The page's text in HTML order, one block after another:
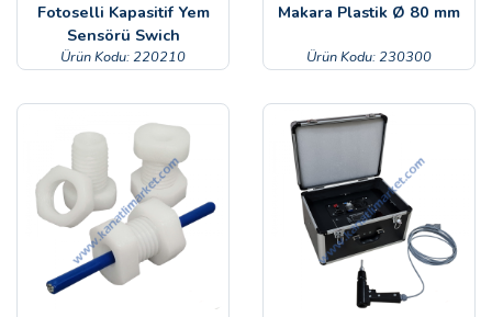
Fotoselli Kapasitif Yem
Sensörü Swich
Ürün Kodu: 220210
Makara Plastik Ø 80 mm
Ürün Kodu: 230300